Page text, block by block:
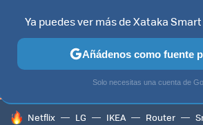
TELEVISORES CONTENIDOS SMART TV
HOY SE HABLA DE
Netflix LG IKEA Router
Ya puedes ver más de Xataka
Añádenos como fuente
Solo necesitas una cuenta de